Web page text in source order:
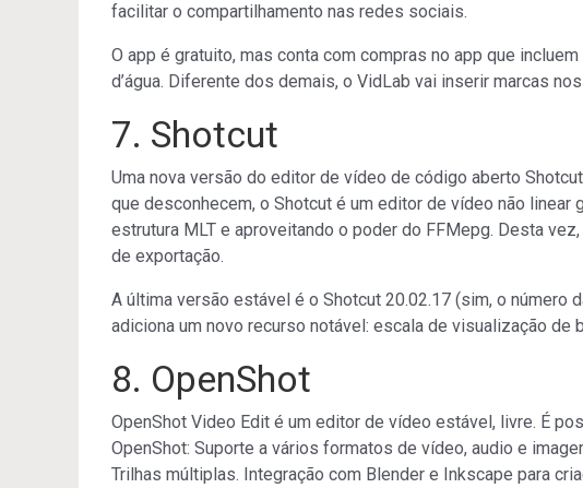
facilitar o compartilhamento nas redes sociais.
O app é gratuito, mas conta com compras no app que
d’água. Diferente dos demais, o VidLab vai inserir marcas
7. Shotcut
Uma nova versão do editor de vídeo de código aberto
que desconhecem, o Shotcut é um editor de vídeo não linear
estrutura MLT e aproveitando o poder do FFMepg. Desta
de exportação.
A última versão estável é o Shotcut 20.02.17 (sim, o número
adiciona um novo recurso notável: escala de visualização de
8. OpenShot
OpenShot Video Edit é um editor de vídeo estável, livre. É
OpenShot: Suporte a vários formatos de vídeo, audio e
Trilhas múltiplas. Integração com Blender e Inkscape para